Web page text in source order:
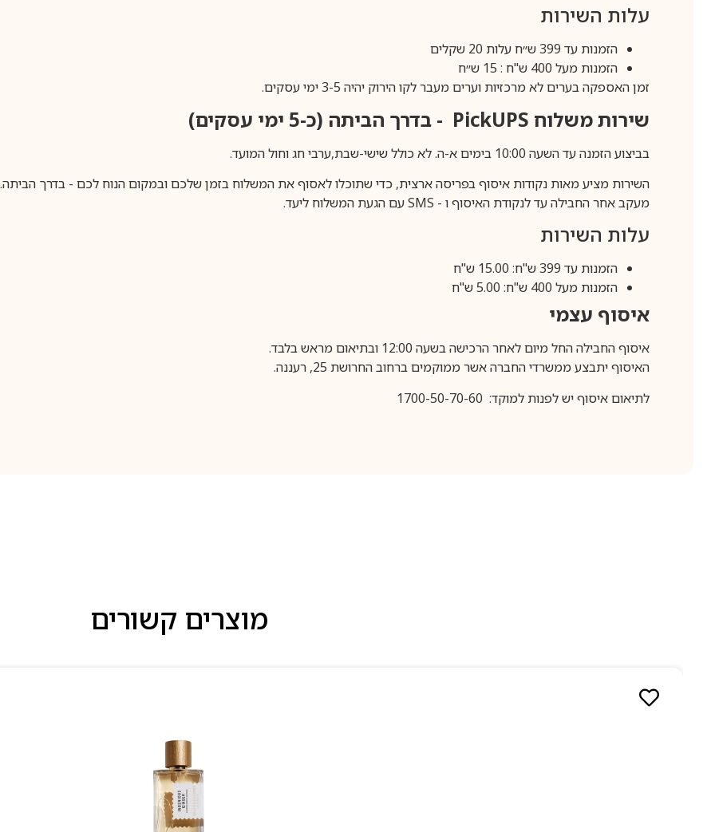
עלות השירות
הזמנות עד 399 ש״ח עלות 20 שקלים
הזמנות מעל 400 ש"ח : 15 ש״ח
זמן האספקה בערים לא מרכזיות וערים מעבר לקו הירוק יהיה 3-5 ימי עסקים.
שירות משלוח PickUPS - בדרך הביתה (כ-5 ימי עסקים)
בביצוע הזמנה עד השעה 10:00 בימים א-ה. לא כולל שישי-שבת,ערבי חג וחול המועד.
השירות מציע מאות נקודות איסוף בפריסה ארצית, כדי שתוכלו לאסוף את המשלוח בזמן שלכם ובמקום הנוח לכם - בדרך הביתה.
מעקב אחר החבילה עד לנקודת האיסוף ו - SMSעם הגעת המשלוח ליעד.
עלות השירות
הזמנות עד 399 ש"ח: 15.00 ש"ח
הזמנות מעל 400 ש"ח: 5.00 ש"ח
איסוף עצמי
איסוף החבילה החל מיום לאחר הרכישה בשעה 12:00 ובתיאום מראש בלבד.
האיסוף יתבצע ממשרדי החברה אשר ממוקמים ברחוב החרושת 25, רעננה.
לתיאום איסוף יש לפנות למוקד: 1700-50-70-60
מוצרים קשורים